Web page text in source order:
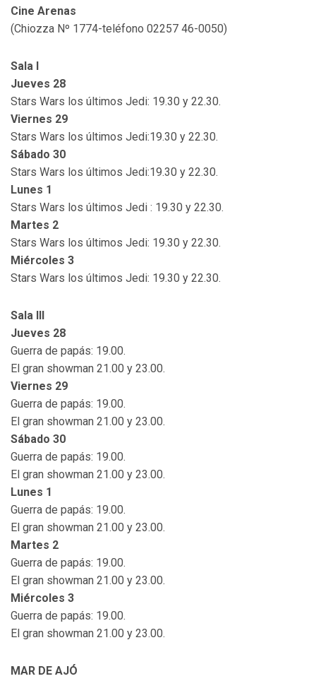
Cine Arenas
(Chiozza Nº 1774-teléfono 02257 46-0050)
Sala I
Jueves 28
Stars Wars los últimos Jedi: 19.30 y 22.30.
Viernes 29
Stars Wars los últimos Jedi:19.30 y 22.30.
Sábado 30
Stars Wars los últimos Jedi:19.30 y 22.30.
Lunes 1
Stars Wars los últimos Jedi : 19.30 y 22.30.
Martes 2
Stars Wars los últimos Jedi: 19.30 y 22.30.
Miércoles 3
Stars Wars los últimos Jedi: 19.30 y 22.30.
Sala III
Jueves 28
Guerra de papás: 19.00.
El gran showman 21.00 y 23.00.
Viernes 29
Guerra de papás: 19.00.
El gran showman 21.00 y 23.00.
Sábado 30
Guerra de papás: 19.00.
El gran showman 21.00 y 23.00.
Lunes 1
Guerra de papás: 19.00.
El gran showman 21.00 y 23.00.
Martes 2
Guerra de papás: 19.00.
El gran showman 21.00 y 23.00.
Miércoles 3
Guerra de papás: 19.00.
El gran showman 21.00 y 23.00.
MAR DE AJÓ